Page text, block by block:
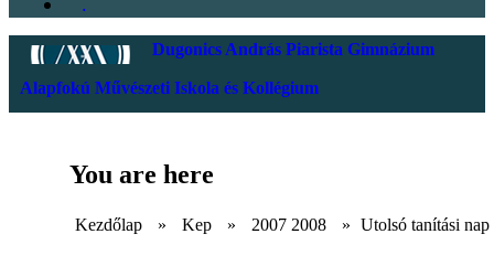
Dugonics András Piarista Gimnázium
Alapfokú Művészeti Iskola és Kollégium
You are here
Kezdőlap » Kep » 2007 2008 » Utolsó tanítási nap